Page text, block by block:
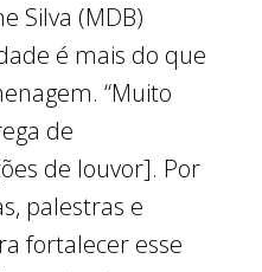
Silva (MDB)
é mais do que
“Muito
de
de louvor]. Por
palestras e
fortalecer esse